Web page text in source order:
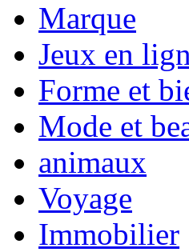
Marque
Jeux en
Forme et
Mode et
animaux
Voyage
Immobilier